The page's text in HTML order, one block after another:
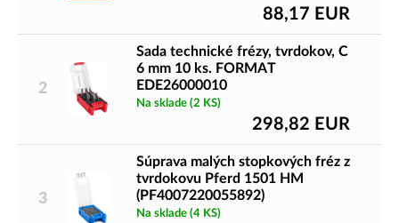
88,17 EUR
2
Sada technické frézy, tvrdokov, C
6 mm 10 ks. FORMAT
EDE26000010
Na sklade (2 KS)
298,82 EUR
3
Súprava malých stopkových fréz z
tvrdokovu Pferd 1501 HM
(PF4007220055892)
Na sklade (4 KS)